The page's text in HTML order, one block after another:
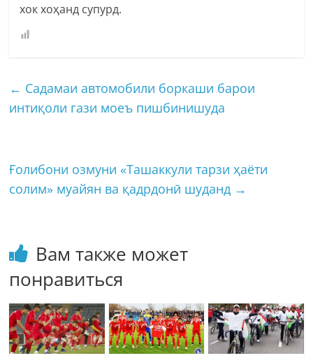
хок хоҳанд супурд.
← Садамаи автомобили боркаши барои
интиқоли гази моеъ пишбинишуда
Ғолибони озмуни «Ташаккули тарзи ҳаёти
солим» муайян ва қадрдонӣ шуданд →
Вам также может
понравиться